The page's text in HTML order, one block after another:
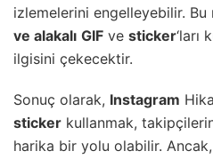
izlemelerini engelleyebilir. Bu
ve alakalı GIF ve sticker‘ları
ilgisini çekecektir.
Sonuç olarak, Instagram
sticker kullanmak,
harika bir yolu olabilir. Ancak,